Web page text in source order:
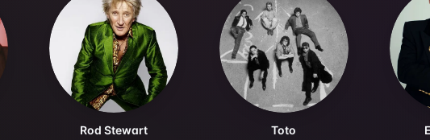
Rod Stewart Toto